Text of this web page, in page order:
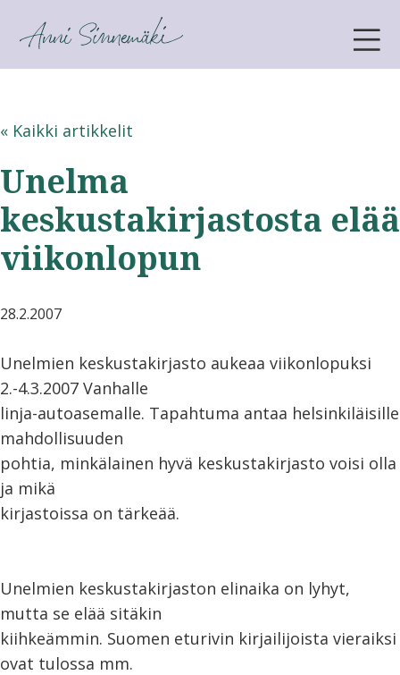
ANNI SINNEMÄKI
« Kaikki artikkelit
Unelma
keskustakirjastosta elää
viikonlopun
28.2.2007
Unelmien keskustakirjasto aukeaa viikonlopuksi
2.-4.3.2007 Vanhalle
linja-autoasemalle. Tapahtuma antaa helsinkiläisille
mahdollisuuden
pohtia, minkälainen hyvä keskustakirjasto voisi olla
ja mikä
kirjastoissa on tärkeää.
Unelmien keskustakirjaston elinaika on lyhyt,
mutta se elää sitäkin
kiihkeämmin. Suomen eturivin kirjailijoista vieraiksi
ovat tulossa mm.